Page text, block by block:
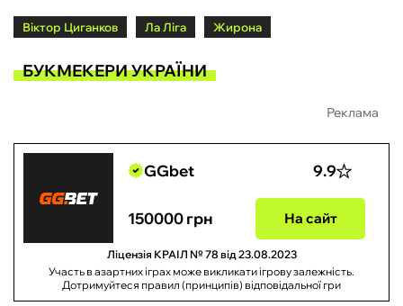
Віктор Циганков Ла Ліга Жирона
БУКМЕКЕРИ УКРАЇНИ
Реклама
GGbet 9.9
150000 грн На сайт
Ліцензія КРАІЛ № 78 від 23.08.2023
Участь в азартних іграх може викликати ігрову залежність.
Дотримуйтеся правил (принципів) відповідальної гри